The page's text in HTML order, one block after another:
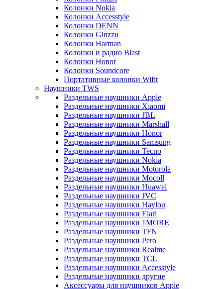
Колонки Nokia
Колонки Accesstyle
Колонки DENN
Колонки Ginzzu
Колонки Harman
Колонки и радио Blast
Колонки Honor
Колонки Soundcore
Портативные колонки Wifit
Наушники TWS
Раздельные наушники Apple
Раздельные наушники Xiaomi
Раздельные наушники JBL
Раздельные наушники Marshall
Раздельные наушники Honor
Раздельные наушники Samsung
Раздельные наушники Tecno
Раздельные наушники Nokia
Раздельные наушники Motorola
Раздельные наушники Mocoll
Раздельные наушники Huawei
Раздельные наушники JVC
Раздельные наушники Haylou
Раздельные наушники Elari
Раздельные наушники 1MORE
Раздельные наушники TFN
Раздельные наушники Pero
Раздельные наушники Realme
Раздельные наушники TCL
Раздельные наушники Accesstyle
Раздельные наушники другие
Аксессуары для наушников Apple